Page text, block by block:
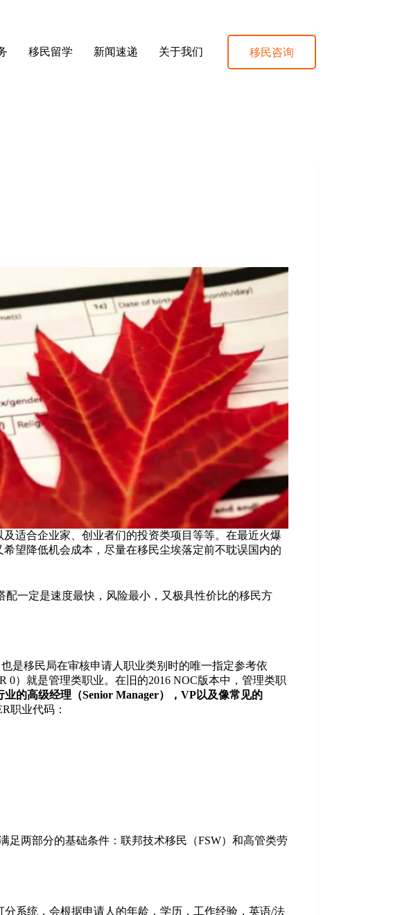
移民留学 新闻速递 关于我们 移民咨询
及适合企业家、创业者们的投资类项目等等。在最近火爆
望降低机会成本，尽量在移民尘埃落定前不耽误国内的
一定是速度最快，风险最小，又极具性价比的移民方
是移民局在审核申请人职业类别时的唯一指定参考依
0）就是管理类职业。在旧的2016 NOC版本中，管理类职
的高级经理（Senior Manager），VP以及像常见的
职业代码：
足两部分的基础条件：联邦技术移民（FSW）和高管类劳
系统，会根据申请人的年龄，学历，工作经验，英语/法